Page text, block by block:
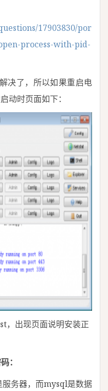
17903830/por
process-with-pid-
决了，所以如果重启电
动时页面如下：
，出现页面说明安装正
：
务器，而mysql是数据